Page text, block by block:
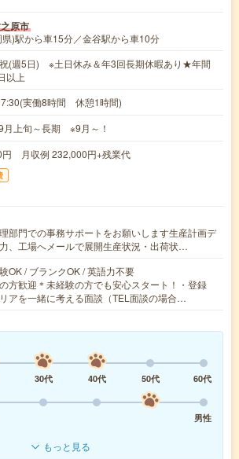
原市
)駅から車15分／金谷駅から車10分
(週5日) ※土日休み＆年3回長期休暇あり★年間
以上
実働8時間 休憩1時間)
月上旬～長期 ※9月～！
円 月収例 232,000円+残業代
部門での事務サポートをお願いします生産計画デ
、工場へメールで展開生産状況・出荷状…
OK / ブランクOK / 英語力不要
方歓迎＊未経験の方でも安心スタート！・登録
アを一緒に考える面談（TEL面談の場合…
30代 40代 50代
60代
男性
もっと見る